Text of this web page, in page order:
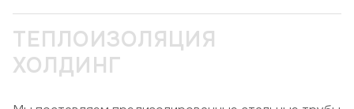
ТЕПЛОИЗОЛЯЦИЯ
ХОЛДИНГ